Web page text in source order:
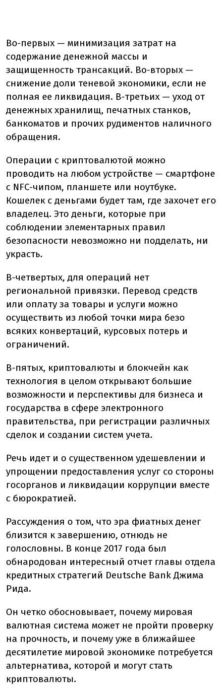
Во-первых — минимизация затрат на
содержание денежной массы и
защищенность трансакций. Во-вторых —
снижение доли теневой экономики, если не
полная ее ликвидация. В-третьих — уход от
денежных хранилищ, печатных станков,
банкоматов и прочих рудиментов наличного
обращения.
Операции с криптовалютой можно
проводить на любом устройстве — смартфоне
с NFC-чипом, планшете или ноутбуке.
Кошелек с деньгами будет там, где захочет его
владелец. Это деньги, которые при
соблюдении элементарных правил
безопасности невозможно ни подделать, ни
украсть.
В-четвертых, для операций нет
региональной привязки. Перевод средств
или оплату за товары и услуги можно
осуществить из любой точки мира безо
всяких конвертаций, курсовых потерь и
ограничений.
В-пятых, криптовалюты и блокчейн как
технология в целом открывают большие
возможности и перспективы для бизнеса и
государства в сфере электронного
правительства, при регистрации различных
сделок и создании систем учета.
Речь идет и о существенном удешевлении и
упрощении предоставления услуг со стороны
госорганов и ликвидации коррупции вместе
с бюрократией.
Рассуждения о том, что эра фиатных денег
близится к завершению, отнюдь не
голословны. В конце 2017 года был
обнародован интересный отчет главы отдела
кредитных стратегий Deutsche Bank Джима
Рида.
Он четко обосновывает, почему мировая
валютная система может не пройти проверку
на прочность, и почему уже в ближайшее
десятилетие мировой экономике потребуется
альтернатива, которой и могут стать
криптовалюты.